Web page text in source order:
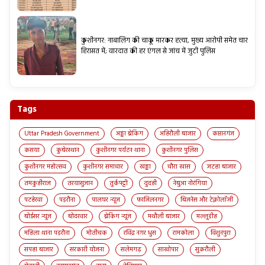
कुशीनगर: नाबालिग की चाकू मारकर हत्या, मुख्य आरोपी समेत चार
हिरासत में; वारदात की हर एंगल से जांच में जुटी पुलिस
Tags
Uttar Pradesh Government अड्डा ब्रेकिंग अहिरौली बाजार
कप्तानगंज
कसया
कुबेरस्थान कुशीनगर पर्यटन थाना
कुशीनगर पुलिस
कुशीनगर महोत्सव
कुशीनगर समाचार खड्डा चौरा खास
जटहा बाजार
तमकुहीराज
तरयासुजान तुर्कपट्टी दुदही
नेबुआ नोरंगिया
पटहेरवा
पड़रौना पालघर न्यूज़ फाजिलनगर
बिज़नेस और टेक्नोलॉजी
बोईसर न्यूज़
बोदरवार ब्रेकिंग न्यूज़ मथौली बाजार
मल्लूडीह
महिला थाना पड़रौना
मोतीचक रविंद्र नगर धुस रामकोला
विशुनपुरा
सपहा बाजार
सरकारी योजना सलेमगढ़ साखोपार
सुकरौली